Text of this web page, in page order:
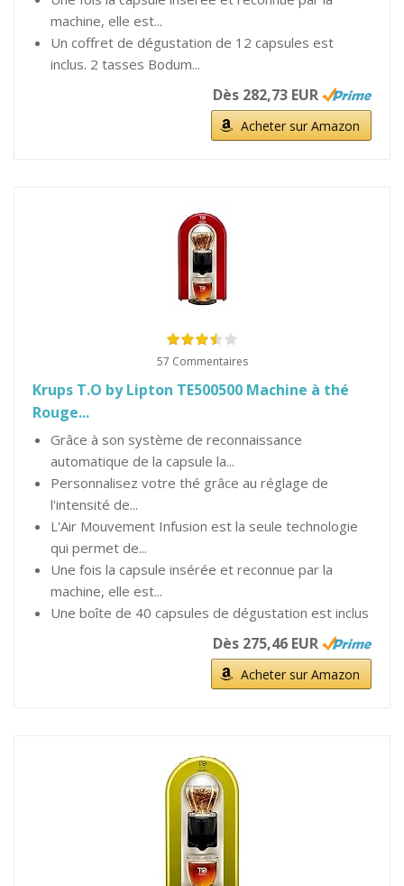
machine, elle est...
Un coffret de dégustation de 12 capsules est
inclus. 2 tasses Bodum...
Dès 282,73 EUR
Acheter sur Amazon
57 Commentaires
Krups T.O by Lipton TE500500 Machine à thé
Rouge...
Grâce à son système de reconnaissance
automatique de la capsule la...
Personnalisez votre thé grâce au réglage de
l'intensité de...
L'Air Mouvement Infusion est la seule technologie
qui permet de...
Une fois la capsule insérée et reconnue par la
machine, elle est...
Une boîte de 40 capsules de dégustation est inclus
Dès 275,46 EUR
Acheter sur Amazon